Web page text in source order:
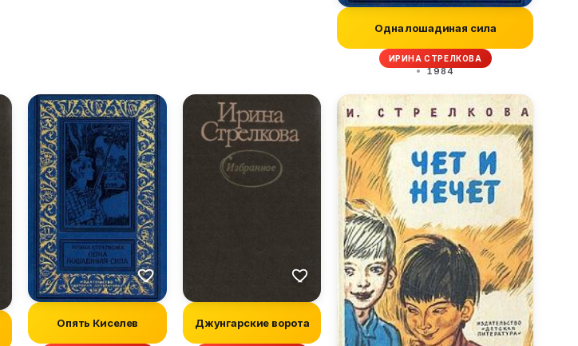
Одна лошадиная сила
ИРИНА СТРЕЛКОВА
1984
Опять Киселев Джунгарские ворота